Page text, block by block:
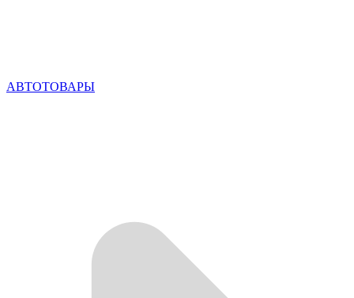
АВТОТОВАРЫ